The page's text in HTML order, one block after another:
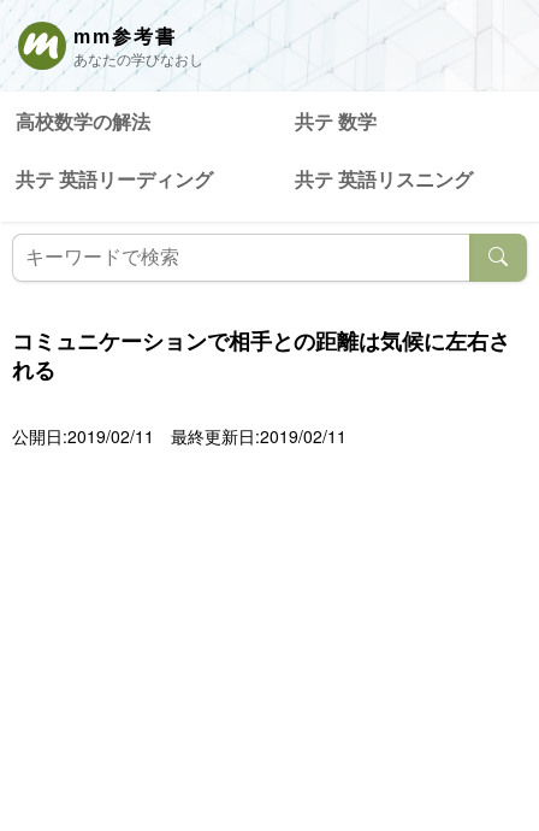
mm参考書
あなたの学びなおし
高校数学の解法 共テ 数学
共テ 英語リーディング 共テ 英語リスニング
コミュニケーションで相手との距離は気候に左右さ
れる
公開日:2019/02/11 最終更新日:2019/02/11